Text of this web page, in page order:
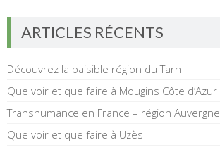
ARTICLES RÉCENTS
Découvrez la paisible région du Tarn
Que voir et que faire à Mougins Côte d’Azur
Transhumance en France – région Auvergne
Que voir et que faire à Uzès